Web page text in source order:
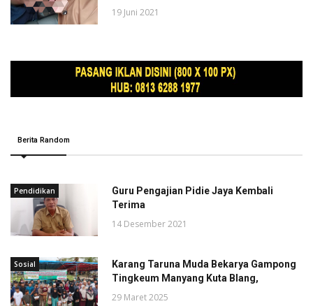
19 Juni 2021
Berita Random
Pendidikan
Guru Pengajian Pidie Jaya Kembali
Terima
14 Desember 2021
Sosial
Karang Taruna Muda Bekarya Gampong
Tingkeum Manyang Kuta Blang,
29 Maret 2025